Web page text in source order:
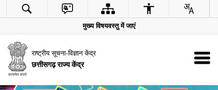
मुख्य विषयवस्तु में जाएं
राष्ट्रीय सूचना-विज्ञान केंद्र
छत्तीसगढ़ राज्य केंद्र